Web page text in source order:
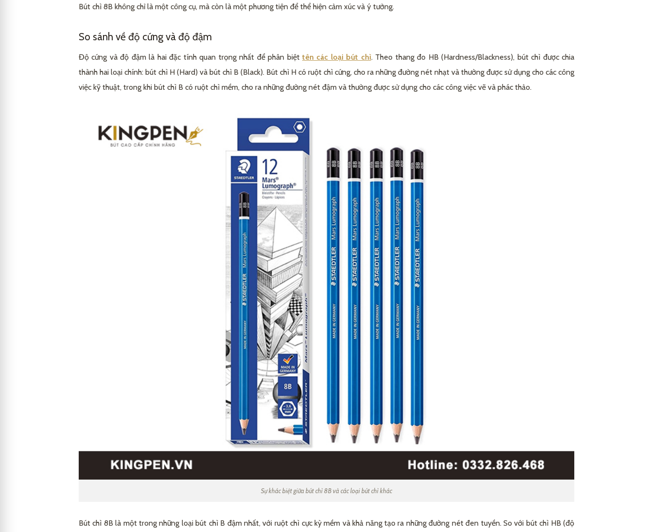
Bút chì 8B không chỉ là một công cụ, mà còn là một phương tiện để thể hiện cảm xúc và ý tưởng.
So sánh về độ cứng và độ đậm
Độ cứng và độ đậm là hai đặc tính quan trọng nhất để phân biệt tên các loại bút chì. Theo thang đo HB (Hardness/Blackness), bút chì được chia
thành hai loại chính: bút chì H (Hard) và bút chì B (Black). Bút chì H có ruột chì cứng, cho ra những đường nét nhạt và thường được sử dụng cho các công
việc kỹ thuật, trong khi bút chì B có ruột chì mềm, cho ra những đường nét đậm và thường được sử dụng cho các công việc vẽ và phác thảo.
Sự khác biệt giữa bút chì 8B và các loại bút chì khác
Bút chì 8B là một trong những loại bút chì B đậm nhất, với ruột chì cực kỳ mềm và khả năng tạo ra những đường nét đen tuyền. So với bút chì HB (độ